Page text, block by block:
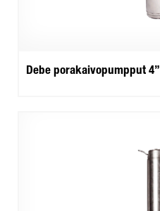
Debe porakaivopumpput 4”